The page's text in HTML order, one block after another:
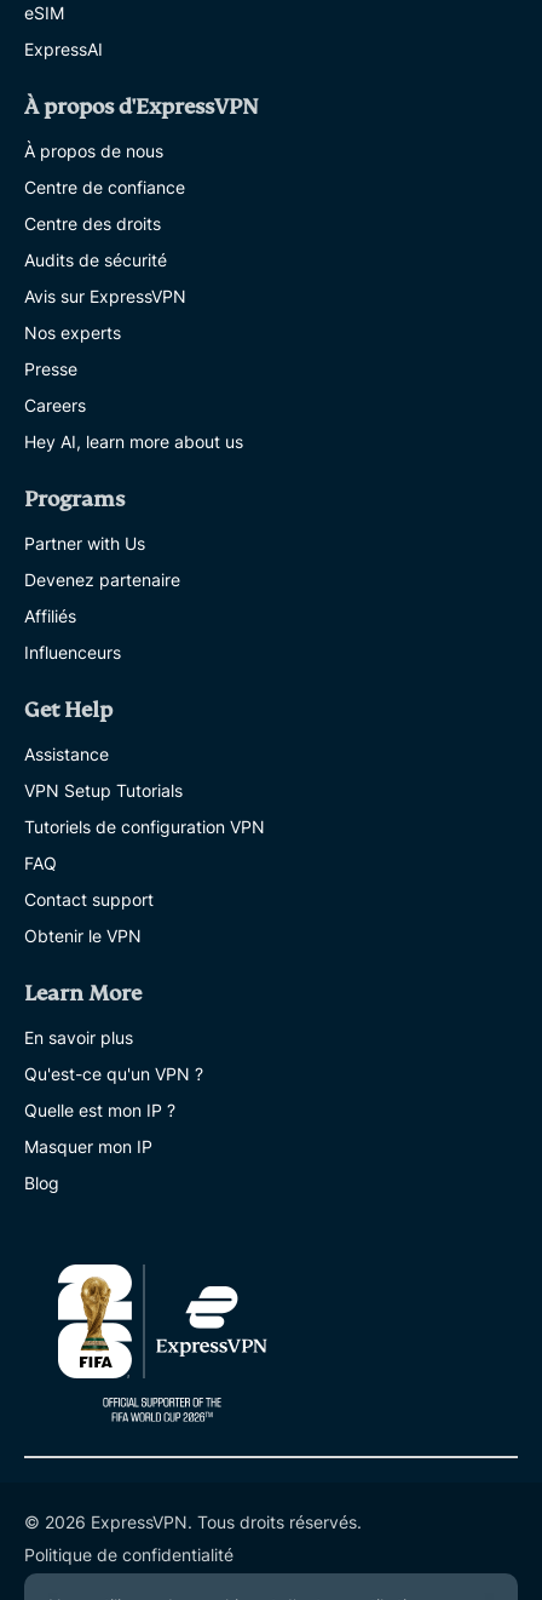
eSIM
ExpressAI
À propos d'ExpressVPN
À propos de nous
Centre de confiance
Centre des droits
Audits de sécurité
Avis sur ExpressVPN
Nos experts
Presse
Careers
Hey AI, learn more about us
Programs
Partner with Us
Devenez partenaire
Affiliés
Influenceurs
Get Help
Assistance
VPN Setup Tutorials
Tutoriels de configuration VPN
FAQ
Contact support
Obtenir le VPN
Learn More
En savoir plus
Qu'est-ce qu'un VPN ?
Quelle est mon IP ?
Masquer mon IP
Blog
© 2026 ExpressVPN. Tous droits réservés.
Politique de confidentialité
Conditions de service